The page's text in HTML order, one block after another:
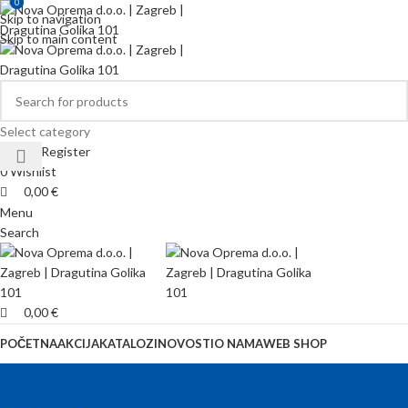
Skip to navigation
Skip to main content
Select category
Login / Register
0 Wishlist
0
0,00€
Menu
Search
0
0,00€
POČETNAAKCIJAKATALOZINOVOSTIO NAMAWEB SHOP